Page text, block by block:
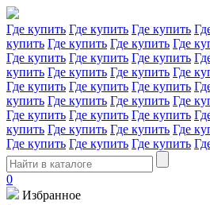
Где купить Где купить Где купить
купить Где купить Где купить Где
Где купить Где купить Где купить
купить Где купить Где купить Где
Где купить Где купить Где купить
купить Где купить Где купить Где
Где купить Где купить Где купить
купить Где купить Где купить Где
Где купить Где купить Где купить
0
Избранное